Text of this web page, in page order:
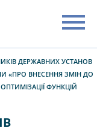
ДЕРЖАВНИХ УСТАНОВ
«ПРО ВНЕСЕННЯ ЗМІН ДО
ФУНКЦІЙ